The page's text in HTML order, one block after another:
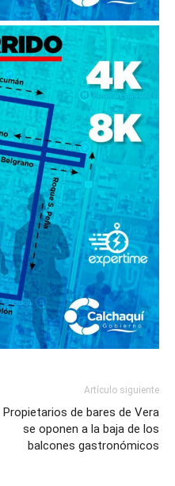
Artículo siguiente
Propietarios de bares de Vera
se oponen a la baja de los
balcones gastronómicos